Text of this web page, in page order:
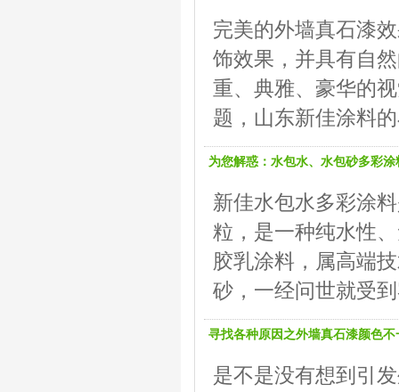
完美的外墙真石漆
饰效果，并具有自
重、典雅、豪华的
题，山东新佳涂料
为您解惑：水包水、水包砂多彩
新佳水包水多彩涂
粒，是一种纯水性
胶乳涂料，属高端
砂，一经问世就受
寻找各种原因之外墙真石漆颜色
是不是没有想到引